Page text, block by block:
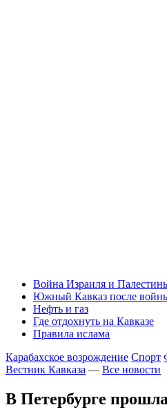
Война Израиля и
Южный Кавказ после
Нефть и газ
Где отдохнуть на Кавказе
Правила ислама
Карабахское возрождение Спорт
Вестник Кавказа — Все новости
В Петербурге